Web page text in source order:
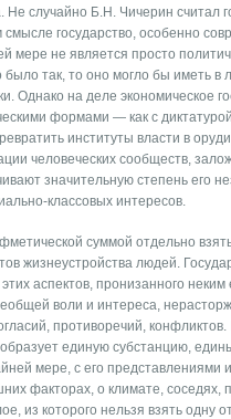
Не случайно Б.Н. Чичерин считал
государство, особенно
мере не яв­ляется просто
было так, то оно могло бы иметь
Однако на деле экономическое
формами — как с
институты власти в
человечес­ких сообществ,
значительную степень его
классовых интересов.
суммой от­дельно
жизнеустройства людей.
этих аспек­тов, пронизанного
воли и интереса,
противоречий, конфликтов.
единую субстанцию,
мере, с его представлениями
факторах, о климате, со­седях,
из которого нельзя взять одну